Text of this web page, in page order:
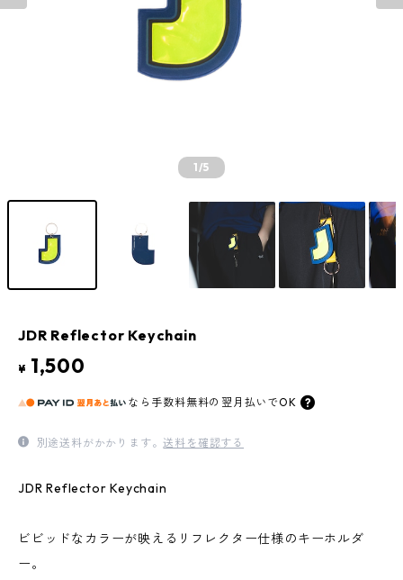
1/5
JDR Reflector Keychain
¥ 1,500
なら 手数料無料の 翌月払いでOK
別途送料がかかります。送料を確認する
JDR Reflector Keychain
ビビッドなカラーが映えるリフレクター仕様のキーホルダ
ー。